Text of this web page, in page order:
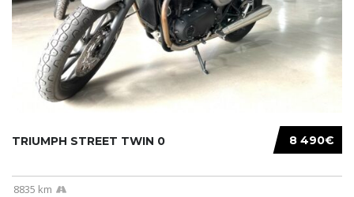
8 490€
TRIUMPH STREET TWIN 0
8835 km